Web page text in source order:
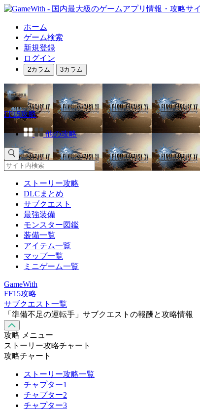
ホーム
ゲーム検索
新規登録
ログイン
2カラム 3カラム
FF15攻略
他の攻略
ストーリー攻略
DLCまとめ
サブクエスト
最強装備
モンスター図鑑
装備一覧
アイテム一覧
マップ一覧
ミニゲーム一覧
GameWith
FF15攻略
サブクエスト一覧
「準備不足の運転手」サブクエストの報酬と攻略情報
攻略 メニュー
ストーリー攻略チャート
攻略チャート
ストーリー攻略一覧
チャプター1
チャプター2
チャプター3